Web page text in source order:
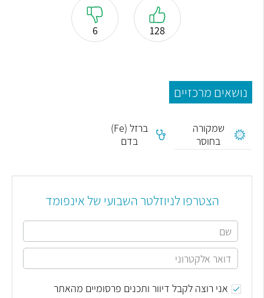
128
6
נושאים מרכזיים
שמקורה
בחוסר
ברזל
ברזל (Fe)
בדם
הצטרפו לניוזלטר השבועי של אינפומד
אני רוצה לקבל דיוור ותכנים פרסומיים מהאתר